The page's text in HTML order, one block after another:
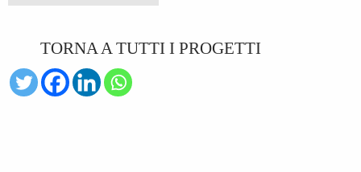
TORNA A TUTTI I PROGETTI